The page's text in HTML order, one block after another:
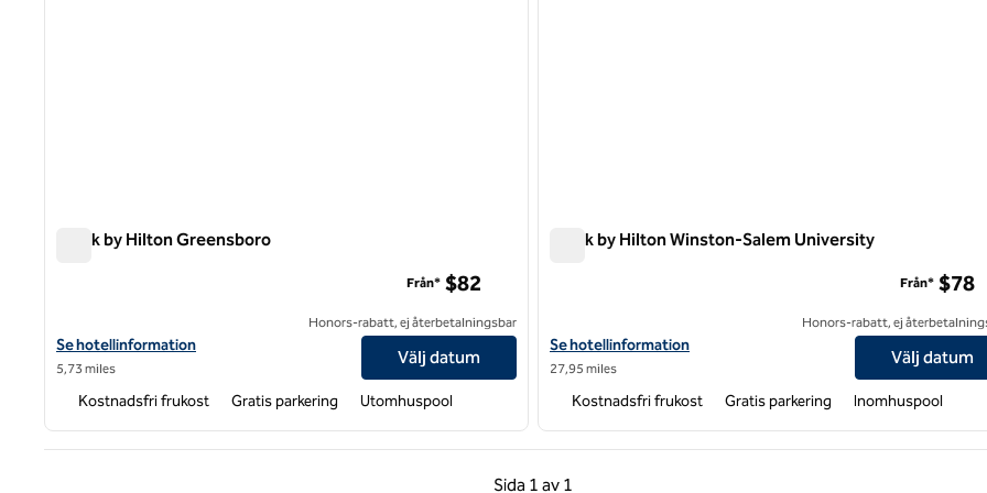
Spark by Hilton Greensboro
Visa hotelluppgifter för Spark by Hilton Greensboro
Se hotellinformation
5,73 miles
Från* $82
Honors-rabatt, ej återbetalningsbar
Välj datum
Kostnadsfri frukost Gratis parkering Utomhuspool
Spark by Hilton Winston-Salem University
Visa hotelluppgifter för Spark by Hilton Winston-Salem University
Se hotellinformation
27,95 miles
Från* $78
Honors-rabatt, ej
Välj datum
Kostnadsfri frukost Gratis parkering Inomhuspool
Föregående sida, 1 av 1
Sida 1 av 1